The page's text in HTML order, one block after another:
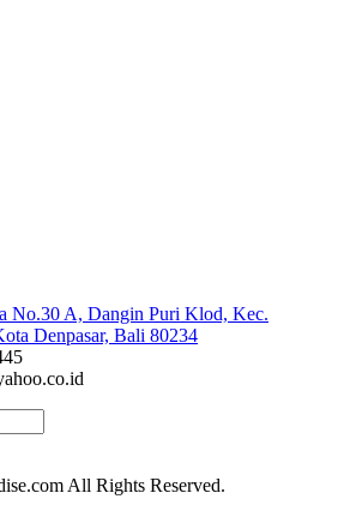
No.30 A, Dangin Puri Klod, Kec.
Denpasar, Bali 80234
All Rights Reserved.